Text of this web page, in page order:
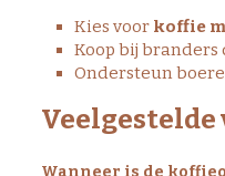
Kies voor koffie
Koop bij
Ondersteun
Veelgestelde